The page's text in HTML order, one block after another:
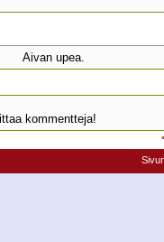
Aivan upea.
kommentteja!